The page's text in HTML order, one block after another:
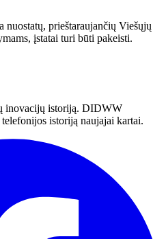
nuostatų, prieštaraujančių Viešųjų
įstatai turi būti pakeisti.
inovacijų istoriją. DIDWW
istoriją naujajai kartai.